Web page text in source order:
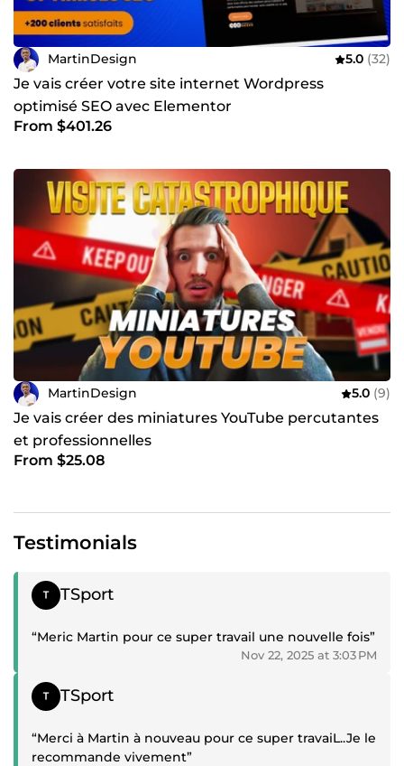
MartinDesign 5.0 (32)
Je vais créer votre site internet Wordpress
optimisé SEO avec Elementor
From $401.26
MartinDesign 5.0 (9)
Je vais créer des miniatures YouTube percutantes
et professionnelles
From $25.08
Testimonials
Positive review
TSport
“Meric Martin pour ce super travail une nouvelle fois”
Nov 22, 2025 at 3:03 PM
Positive review
TSport
“Merci à Martin à nouveau pour ce super travaiL..Je le
recommande vivement”